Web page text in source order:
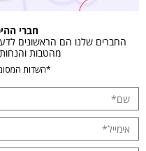
חברי
החברים שלנו הם הראשונים
מהטבות
*השדות